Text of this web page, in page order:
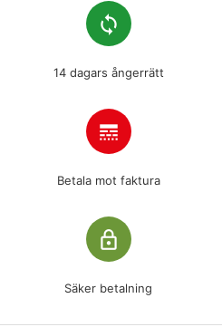
loop
14 dagars ångerrätt
line_style
Betala mot faktura
lock_outline
Säker betalning